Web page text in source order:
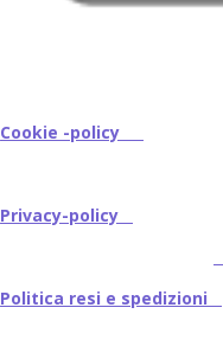
Cookie -policy
Privacy-policy
Politica resi e spedizioni